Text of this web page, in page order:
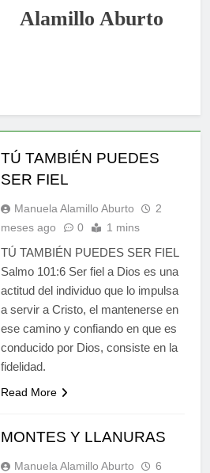
Alamillo Aburto
TÚ TAMBIÉN PUEDES
SER FIEL
Manuela Alamillo Aburto
2
meses ago
0 1 mins
TÚ TAMBIÉN PUEDES SER FIEL
Salmo 101:6 Ser fiel a Dios es una
actitud del individuo que lo impulsa
a servir a Cristo, el mantenerse en
ese camino y confiando en que es
conducido por Dios, consiste en la
fidelidad.
Read More
MONTES Y LLANURAS
Manuela Alamillo Aburto
6